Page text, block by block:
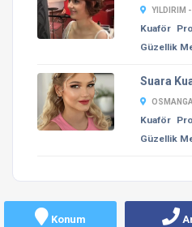
Konum
YILDIRIM -
Kuaför
Güzellik
Suara
Kuaför
Güzellik